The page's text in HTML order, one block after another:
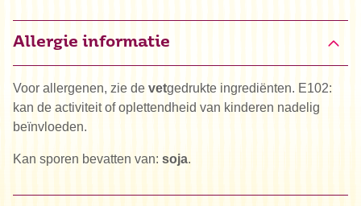
Allergie informatie
Voor allergenen, zie de vetgedrukte ingrediënten. E102:
kan de activiteit of oplettendheid van kinderen nadelig
beïnvloeden.
Kan sporen bevatten van: soja.